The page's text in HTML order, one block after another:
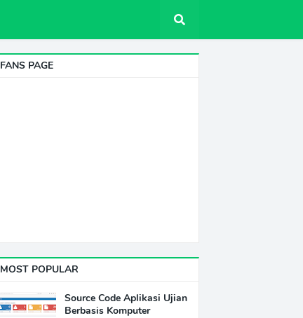
FANS PAGE
MOST POPULAR
Source Code Aplikasi Ujian
Berbasis Komputer